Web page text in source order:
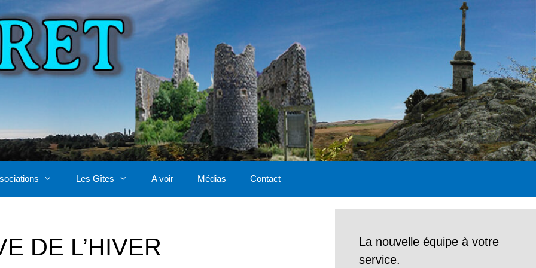
Les Gîtes A voir Médias Contact
DE L’HIVER
La nouvelle équipe à votre
service.